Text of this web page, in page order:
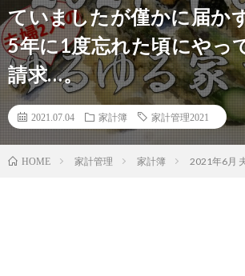
ていましたが僅かに届か
5年に1度忘れた頃にやっ
請求…。
2021.07.04 家計簿 家計管理2021
HOME 家計管理 家計簿 2021年6月